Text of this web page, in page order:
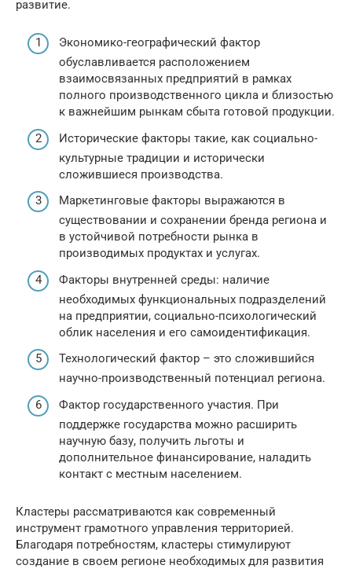
развитие.
Экономико-географический фактор
обуславливается расположением
взаимосвязанных предприятий в рамках
полного производственного цикла и близостью
к важнейшим рынкам сбыта готовой продукции.
Исторические факторы такие, как социально-
культурные традиции и исторически
сложившиеся производства.
Маркетинговые факторы выражаются в
существовании и сохранении бренда региона и
в устойчивой потребности рынка в
производимых продуктах и услугах.
Факторы внутренней среды: наличие
необходимых функциональных подразделений
на предприятии, социально-психологический
облик населения и его самоидентификация.
Технологический фактор – это сложившийся
научно-производственный потенциал региона.
Фактор государственного участия. При
поддержке государства можно расширить
научную базу, получить льготы и
дополнительное финансирование, наладить
контакт с местным населением.
Кластеры рассматриваются как современный
инструмент грамотного управления территорией.
Благодаря потребностям, кластеры стимулируют
создание в своем регионе необходимых для развития